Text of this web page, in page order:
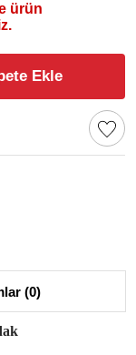
ürün
Ekle
(0)